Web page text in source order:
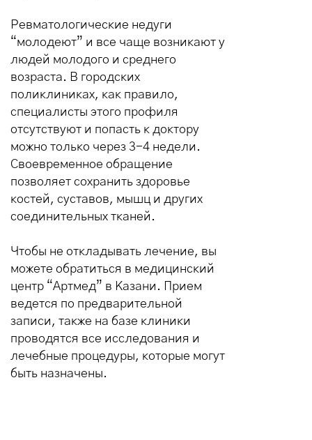
Ревматологические недуги
“молодеют” и все чаще возникают у
людей молодого и среднего
возраста. В городских
поликлиниках, как правило,
специалисты этого профиля
отсутствуют и попасть к доктору
можно только через 3-4 недели.
Своевременное обращение
позволяет сохранить здоровье
костей, суставов, мышц и других
соединительных тканей.
Чтобы не откладывать лечение, вы
можете обратиться в медицинский
центр “Артмед” в Казани. Прием
ведется по предварительной
записи, также на базе клиники
проводятся все исследования и
лечебные процедуры, которые могут
быть назначены.